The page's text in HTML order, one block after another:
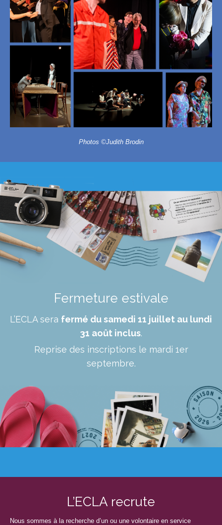
Photos ©Judith Brodin
Fermeture estivale
L’ECLA sera fermé du samedi 11 juillet au lundi
31 août inclus.
Reprise des inscriptions le mardi 1er
septembre.
L’ECLA recrute
Nous sommes à la recherche d’un ou une volontaire en service